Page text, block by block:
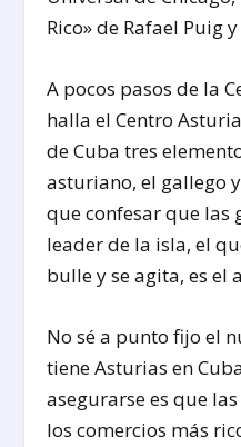
Rico» de Rafael Puig
A pocos pasos de la
halla el Centro
de Cuba tres
asturiano, el gallego
que confesar que las
leader de la isla, el
bulle y se agita, es el
No sé a punto fijo el
tiene Asturias en
asegurarse es que
los comercios más